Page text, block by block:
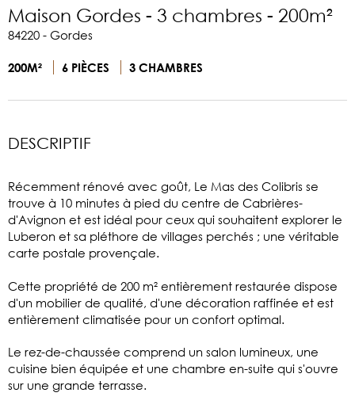
Maison Gordes - 3 chambres - 200m²
84220 - Gordes
200M² 6 PIÈCES 3 CHAMBRES
DESCRIPTIF
Récemment rénové avec goût, Le Mas des Colibris se
trouve à 10 minutes à pied du centre de Cabrières-
d'Avignon et est idéal pour ceux qui souhaitent explorer le
Luberon et sa pléthore de villages perchés ; une véritable
carte postale provençale.
Cette propriété de 200 m² entièrement restaurée dispose
d'un mobilier de qualité, d'une décoration raffinée et est
entièrement climatisée pour un confort optimal.
Le rez-de-chaussée comprend un salon lumineux, une
cuisine bien équipée et une chambre en-suite qui s'ouvre
sur une grande terrasse.